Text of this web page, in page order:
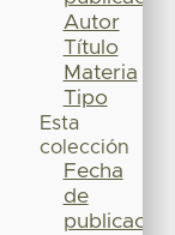
Autor
Título
Materia
Tipo
Esta
colección
Fecha
de
publicación